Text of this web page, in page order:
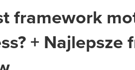
framework
+ Najlepsze